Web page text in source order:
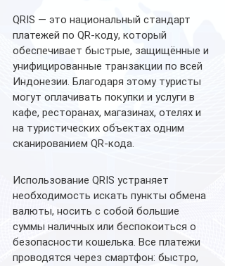
QRIS — это национальный стандарт
платежей по QR-коду, который
обеспечивает быстрые, защищённые и
унифицированные транзакции по всей
Индонезии. Благодаря этому туристы
могут оплачивать покупки и услуги в
кафе, ресторанах, магазинах, отелях и
на туристических объектах одним
сканированием QR-кода.
Использование QRIS устраняет
необходимость искать пункты обмена
валюты, носить с собой большие
суммы наличных или беспокоиться о
безопасности кошелька. Все платежи
проводятся через смартфон: быстро,